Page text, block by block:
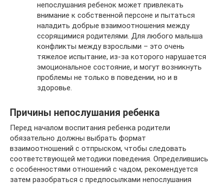
непослушания ребенок может привлекать
внимание к собственной персоне и пытаться
наладить добрые взаимоотношения между
ссорящимися родителями. Для любого малыша
конфликты между взрослыми – это очень
тяжелое испытание, из-за которого нарушается
эмоциональное состояние, и могут возникнуть
проблемы не только в поведении, но и в
здоровье.
Причины непослушания ребенка
Перед началом воспитания ребенка родители
обязательно должны выбрать формат
взаимоотношений с отпрыском, чтобы следовать
соответствующей методики поведения. Определившись
с особенностями отношений с чадом, рекомендуется
затем разобраться с предпосылками непослушания